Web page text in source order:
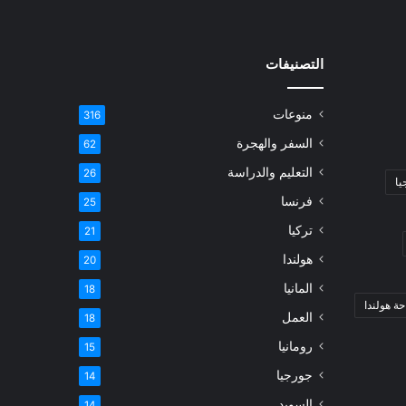
هولندا
التصنيفات
منوعات 316
السفر والهجرة 62
التعليم والدراسة 26
فرنسا 25
تركيا 21
هولندا 20
المانيا 18
العمل 18
رومانيا 15
جورجيا 14